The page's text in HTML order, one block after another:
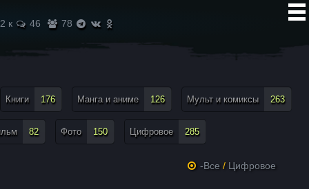
2 к 46 78
Книги 176 Манга и аниме 126 Мульт и комиксы 263
82 Фото 150 Цифровое 285
-Все / Цифровое